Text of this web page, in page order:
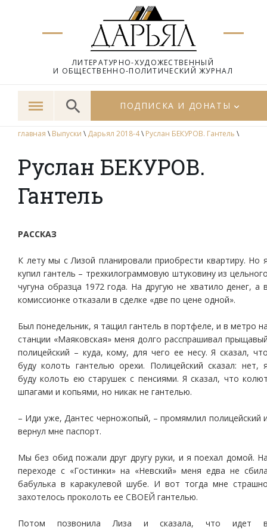
ЛИТЕРАТУРНО-ХУДОЖЕСТВЕННЫЙ
И ОБЩЕСТВЕННО-ПОЛИТИЧЕСКИЙ ЖУРНАЛ
ПОДПИСКА И ДОНАТЫ
главная \ Выпуски \ Дарьял 2018-4\ Руслан БЕКУРОВ. Гантель \
Руслан БЕКУРОВ.
Гантель
РАССКАЗ
К лету мы с Лизой планировали приобрести квартиру. Но
купил гантель – трехкилограммовую штуковину из
чугуна образца 1972 года. На другую не хватило денег, а
комиссионке отказали в сделке «две по цене одной».
Был понедельник, я тащил гантель в портфеле, и в метро
станции «Маяковская» меня долго расспрашивал
полицейский – куда, кому, для чего ее несу. Я сказал,
буду колоть гантелью орехи. Полицейский сказал: нет,
буду колоть ею старушек с пенсиями. Я сказал, что
шпагами и копьями, но никак не гантелью.
– Иди уже, Дантес черножопый, – промямлил полицейский
вернул мне паспорт.
Мы без обид пожали друг другу руки, и я поехал домой.
переходе с «Гостинки» на «Невский» меня едва не
бабулька в каракулевой шубе. И вот тогда мне
захотелось проколоть ее СВОЕЙ гантелью.
Потом позвонила Лиза и сказала, что идет